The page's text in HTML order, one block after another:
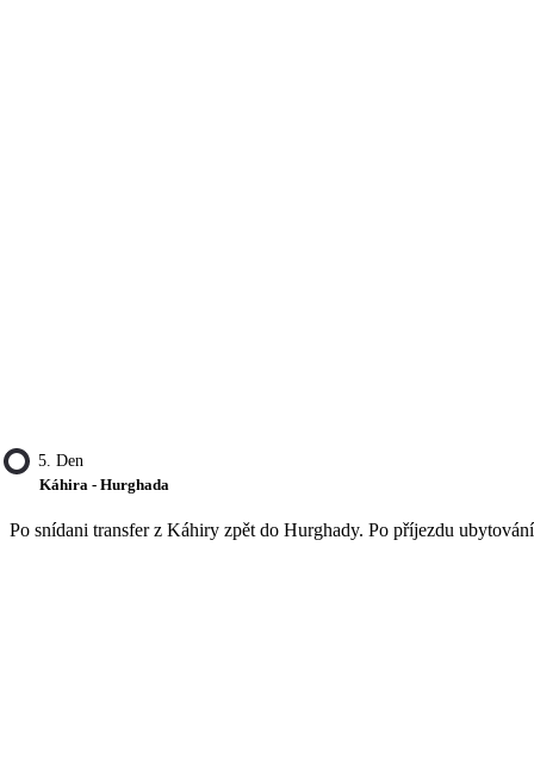
5. Den
Káhira - Hurghada
Po snídani transfer z Káhiry zpět do Hurghady. Po příjezdu